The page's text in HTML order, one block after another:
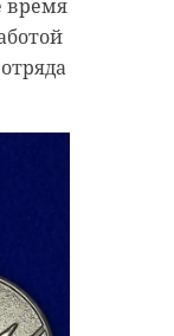
время